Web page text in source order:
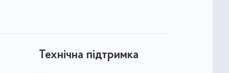
Технічна підтримка